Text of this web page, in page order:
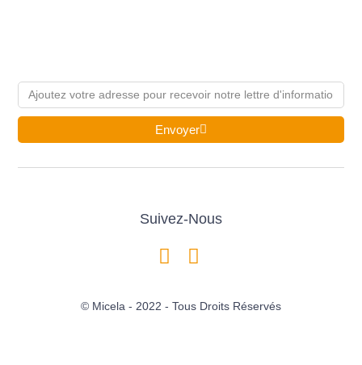
Email
Envoyer
Suivez-Nous
© Micela - 2022 - Tous Droits Réservés